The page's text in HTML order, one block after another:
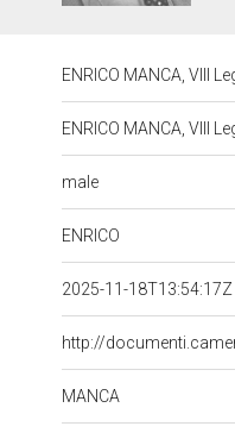
ENRICO MANCA, VIII
ENRICO MANCA, VIII
male
ENRICO
2025-11-18T13:54:17Z
http://
MANCA